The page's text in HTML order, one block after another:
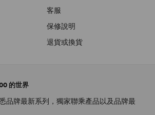
客服
保修說明
退貨或換貨
的世界
品牌最新系列，獨家聯乘產品以及品牌最